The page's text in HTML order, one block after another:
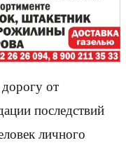
от
последствий
личного